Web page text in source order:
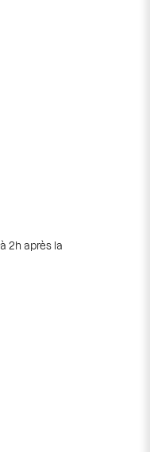
2h après la